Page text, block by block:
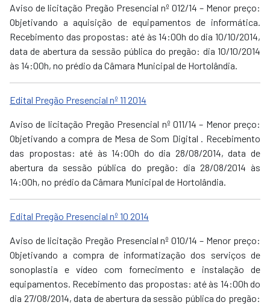
Aviso de licitação Pregão Presencial nº 012/14 – Menor preço:
Objetivando a aquisição de equipamentos de informática.
Recebimento das propostas: até às 14:00h do dia 10/10/2014,
data de abertura da sessão pública do pregão: dia 10/10/2014
às 14:00h, no prédio da Câmara Municipal de Hortolândia.
Edital Pregão Presencial nº 11 2014
Aviso de licitação Pregão Presencial nº 011/14 – Menor preço:
Objetivando a compra de Mesa de Som Digital . Recebimento
das propostas: até às 14:00h do dia 28/08/2014, data de
abertura da sessão pública do pregão: dia 28/08/2014 às
14:00h, no prédio da Câmara Municipal de Hortolândia.
Edital Pregão Presencial nº 10 2014
Aviso de licitação Pregão Presencial nº 010/14 – Menor preço:
Objetivando a compra de informatização dos serviços de
sonoplastia e vídeo com fornecimento e instalação de
equipamentos. Recebimento das propostas: até às 14:00h do
dia 27/08/2014, data de abertura da sessão pública do pregão: